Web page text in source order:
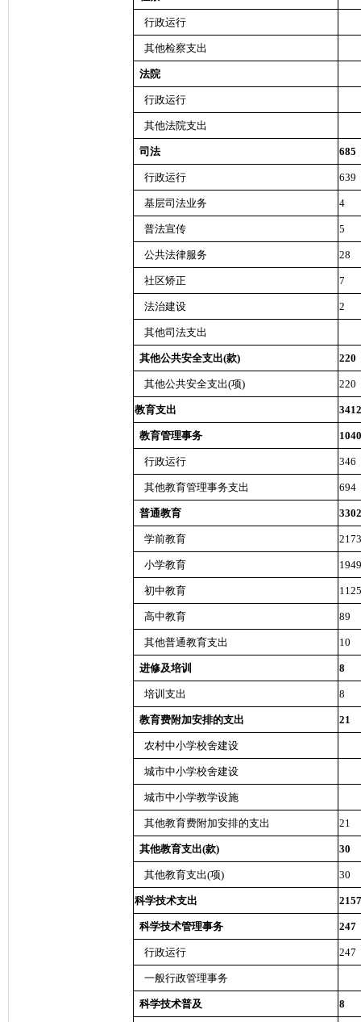
行政运行
其他检察支出
法院
行政运行
其他法院支出
司法 685
行政运行 639
基层司法业务 4
普法宣传 5
公共法律服务 28
社区矫正 7
法治建设 2
其他司法支出
其他公共安全支出(款) 220
其他公共安全支出(项) 220
教育支出
教育管理事务 1040
行政运行 346
其他教育管理事务支出 694
普通教育
学前教育 2173
小学教育
初中教育
高中教育 89
其他普通教育支出 10
进修及培训 8
培训支出 8
教育费附加安排的支出 21
农村中小学校舍建设
城市中小学校舍建设
城市中小学教学设施
其他教育费附加安排的支出 21
其他教育支出(款) 30
其他教育支出(项) 30
科学技术支出 2157
科学技术管理事务 247
行政运行 247
一般行政管理事务
科学技术普及 8